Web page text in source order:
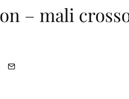
– mali